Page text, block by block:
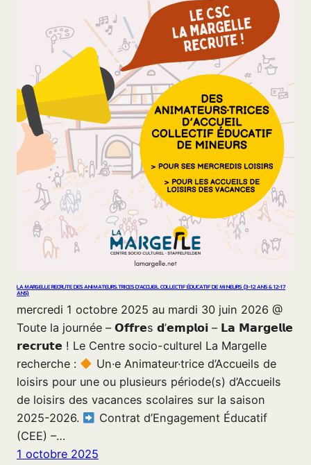
LA MARGELLE RECRUTE DES ANIMATEURS.TRICES D’ACCUEIL COLLECTIF ÉDUCATIF DE MINEURS (3-12 ANS & 12-17
ANS)
mercredi 1 octobre 2025 au mardi 30 juin 2026 @
Toute la journée – 𝗢𝗳𝗳𝗿𝗲s 𝗱’𝗲𝗺𝗽𝗹𝗼𝗶 – 𝗟𝗮 𝗠𝗮𝗿𝗴𝗲𝗹𝗹𝗲
𝗿𝗲𝗰𝗿𝘂𝘁𝗲 ! Le Centre socio-culturel La Margelle
recherche :
Un·e Animateur·trice d’Accueils de
loisirs pour une ou plusieurs période(s) d’Accueils
de loisirs des vacances scolaires sur la saison
2025-2026.
Contrat d’Engagement Éducatif
(CEE) –…
1 octobre 2025